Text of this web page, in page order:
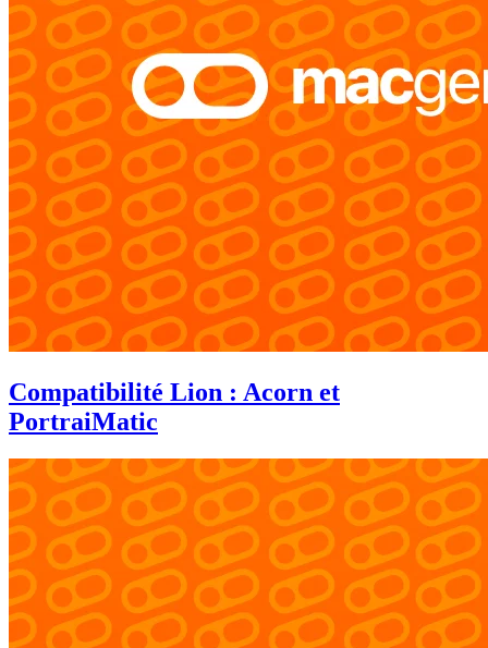
Compatibilité Lion : Acorn et
PortraiMatic